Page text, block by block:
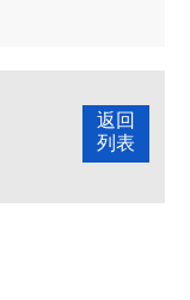
返回
列表